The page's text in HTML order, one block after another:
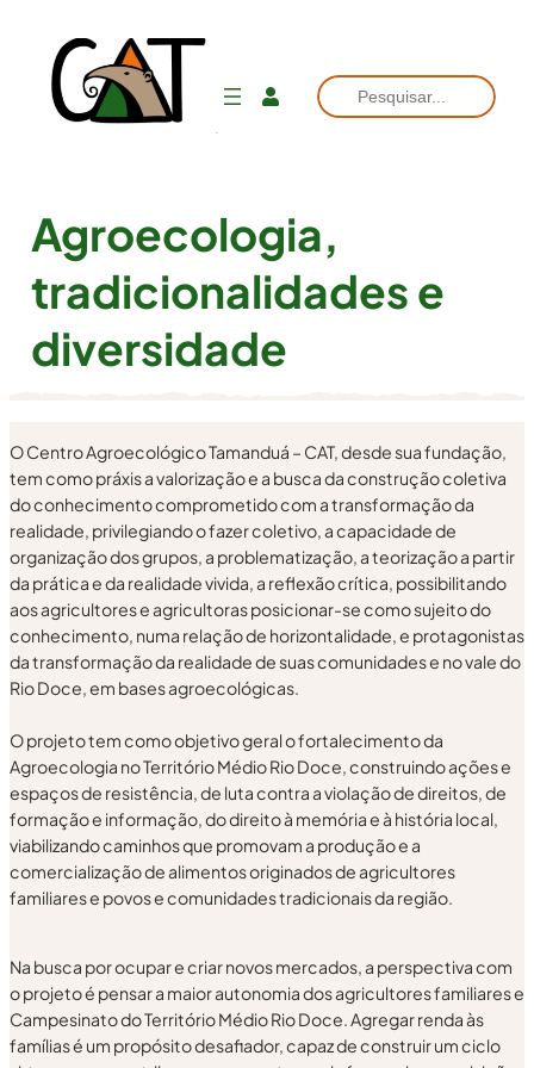
para
conteúdo
Pesquisar
Agroecologia,
tradicionalidades e
diversidade
O Centro Agroecológico Tamanduá – CAT, desde sua fundação,
tem como práxis a valorização e a busca da construção coletiva
do conhecimento comprometido com a transformação da
realidade, privilegiando o fazer coletivo, a capacidade de
organização dos grupos, a problematização, a teorização a partir
da prática e da realidade vivida, a reflexão crítica, possibilitando
aos agricultores e agricultoras posicionar-se como sujeito do
conhecimento, numa relação de horizontalidade, e protagonistas
da transformação da realidade de suas comunidades e no vale do
Rio Doce, em bases agroecológicas.
O projeto tem como objetivo geral o fortalecimento da
Agroecologia no Território Médio Rio Doce, construindo ações e
espaços de resistência, de luta contra a violação de direitos, de
formação e informação, do direito à memória e à história local,
viabilizando caminhos que promovam a produção e a
comercialização de alimentos originados de agricultores
familiares e povos e comunidades tradicionais da região.
Na busca por ocupar e criar novos mercados, a perspectiva com
o projeto é pensar a maior autonomia dos agricultores familiares e
Campesinato do Território Médio Rio Doce. Agregar renda às
famílias é um propósito desafiador, capaz de construir um ciclo